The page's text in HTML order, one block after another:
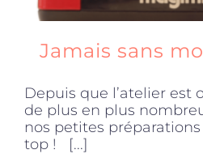
Jamais sans
Depuis que l’atelier est
de plus en plus
nos petites
top ! [...]